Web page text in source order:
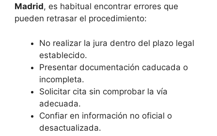
Madrid, es habitual encontrar errores que
pueden retrasar el procedimiento:
No realizar la jura dentro del plazo legal
establecido.
Presentar documentación caducada o
incompleta.
Solicitar cita sin comprobar la vía
adecuada.
Confiar en información no oficial o
desactualizada.